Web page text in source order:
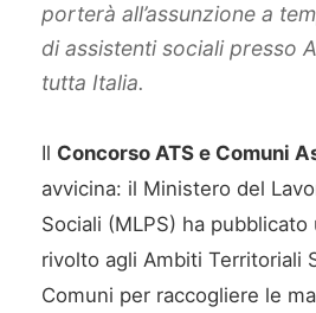
porterà all’assunzione a
di assistenti sociali presso
tutta Italia.
Il Concorso ATS e Comuni
avvicina: il Ministero del
Sociali (MLPS) ha
rivolto agli Ambiti Territoriali
Comuni per raccogliere le